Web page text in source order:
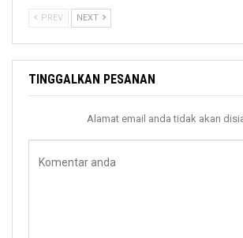
PREV NEXT
TINGGALKAN PESANAN
Alamat email anda tidak akan